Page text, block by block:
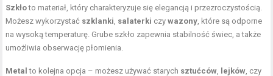
Szkłoto materiał, który charakteryzuje się elegancją i przezroczystością.
Możesz wykorzystać szklanki salaterki czywazony , które są odporne
na wysoką temperaturę. Grube szkło zapewnia stabilność świec, a także
umożliwia obserwację płomienia.
Metal to kolejna opcja – możesz używać starych sztućców lejków , czy